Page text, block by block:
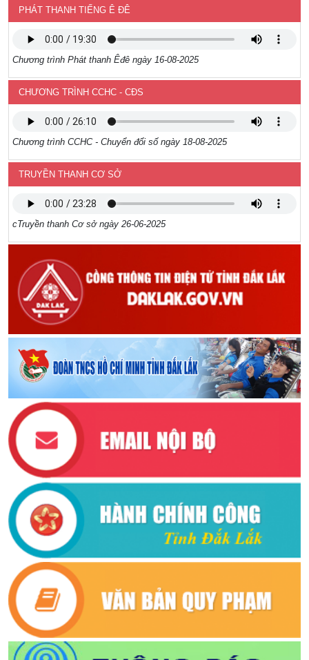
PHÁT THANH TIẾNG Ê ĐÊ
Chương trình Phát thanh Êđê ngày 16-08-2025
CHƯƠNG TRÌNH CCHC - CĐS
Chương trình CCHC - Chuyển đổi số ngày 18-08-2025
TRUYỀN THANH CƠ SỞ
cTruyền thanh Cơ sở ngày 26-06-2025